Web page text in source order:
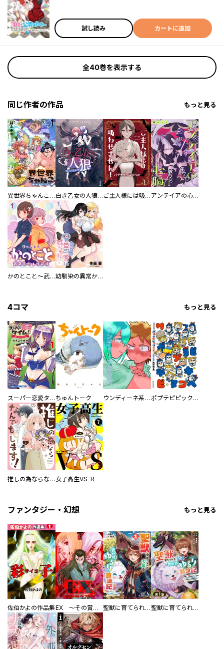
試し読み カートに追加
全40巻を表示する
同じ作者の作品 もっと見る
異世界ちゃんこ～横綱目前に召喚されたんだが～ 【連載版】 白き乙女の人狼（ウェアウルフ） 【連載版】 ご主人様には吸わせません！ 【連載版】 アンテイアの心臓 【連載版】
かのとこと～武蔵花町怪話譚～ 【連載版】 幼馴染の異常かわいい妹ちゃん 【連載版】
4コマ もっと見る
スーパー恋愛タイム！～現場でドＳな彼女は自宅でデレる～ ちゅんトーク ウンディーネ系彼氏 ポプテピピック SEASON EIGHT
推しの為ならなんでもします！ 女子高生VS-R
ファンタジー・幻想 もっと見る
佐伯かよの作品集 EX ～その賞金稼ぎは、世界の出口を探す～【単行本版】 聖獣に育てられた少年の異世界ゆるり放浪記～神様からもらったチート魔法で、仲間たちとスローライフを満喫中～ 聖獣に育てられた少年の異世界ゆるり放浪記～神様からもらったチート魔法で、仲間たちとスローライフを満喫中～【分冊版】